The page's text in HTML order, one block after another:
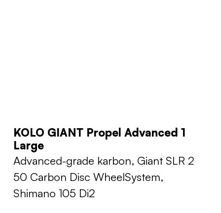
KOLO GIANT Propel Advanced 1
Large
Advanced-grade karbon, Giant SLR 2
50 Carbon Disc WheelSystem,
Shimano 105 Di2